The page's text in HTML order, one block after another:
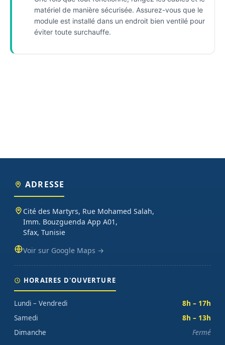
matériel de manière sécurisée. Assurez-vous que le
module est installé dans un endroit bien ventilé pour
éviter toute surchauffe.
ADRESSE
Cité des Martyrs, Rue Mohamed Salah,
Imm. Bouzguenda App A01,
Sfax, Tunisie
Voir sur Google Maps →
HORAIRES D'OUVERTURE
Lundi – Vendredi
8h – 17h
Samedi
8h – 13h
Dimanche
Fermé